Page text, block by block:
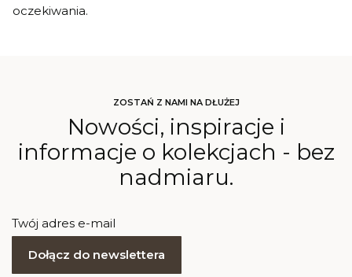
oczekiwania.
ZOSTAŃ Z NAMI NA DŁUŻEJ
Nowości, inspiracje i
informacje o kolekcjach - bez
nadmiaru.
Twój adres e-mail
Dołącz do newslettera